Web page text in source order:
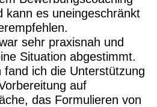
kann es uneingeschränkt
sehr praxisnah und
Situation abgestimmt.
fand ich die Unterstützung
auf
das Formulieren von